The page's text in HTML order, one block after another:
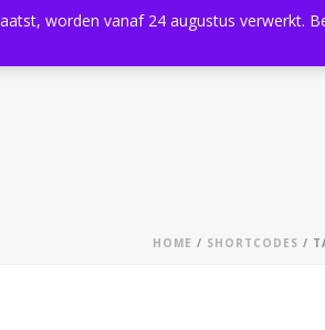
Shop
HOME / SHORTCODES /
worden vanaf 24 augustus verwerkt.